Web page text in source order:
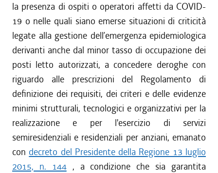
la presenza di ospiti o operatori affetti da COVID-
19 o nelle quali siano emerse situazioni di criticità
legate alla gestione dell’emergenza epidemiologica
derivanti anche dal minor tasso di occupazione dei
posti letto autorizzati, a concedere deroghe con
riguardo alle prescrizioni del Regolamento di
definizione dei requisiti, dei criteri e delle evidenze
minimi strutturali, tecnologici e organizzativi per la
realizzazione e per l'esercizio di servizi
semiresidenziali e residenziali per anziani, emanato
con decreto del Presidente della Regione 13 luglio
2015, n. 144, a condizione che sia garantita